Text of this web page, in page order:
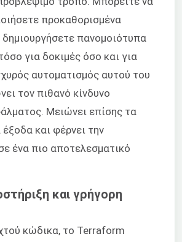
προκαθορισμένα
πανομοιότυπα
για δοκιμές όσο και για
αυτοματισμός αυτού του
τον πιθανό κίνδυνο
Μειώνει επίσης τα
έξοδα και φέρνει την
ένα πιο αποτελεσματικό
και γρήγορη
κώδικα, το Terraform